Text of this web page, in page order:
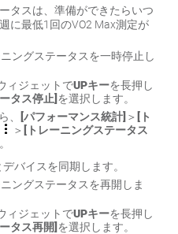
タスは、準備ができたらいつ
に最低1回のVO2 Max測定が
ングステータスを一時停止し
ィジェットでUPキーを長押し
タス停止] を選択します。
、
[パフォーマンス統計] ＞ [ト
＞ [トレーニングステータス
バイスを同期します。
ングステータスを再開しま
ィジェットでUPキーを長押し
タス再開] を選択します。